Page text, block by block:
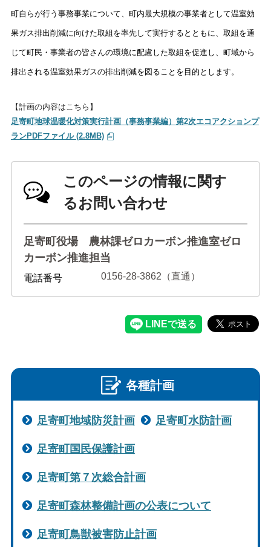
町自らが行う事務事業について、町内最大規模の事業者として温室効
果ガス排出削減に向けた取組を率先して実行するとともに、取組を通
じて町民・事業者の皆さんの環境に配慮した取組を促進し、町域から
排出される温室効果ガスの排出削減を図ることを目的とします。
【計画の内容はこちら】
足寄町地球温暖化対策実行計画（事務事業編）第2次エコアクションプ
ランPDFファイル (2.8MB)
このページの情報に関す
るお問い合わせ
足寄町役場 農林課ゼロカーボン推進室ゼロ
カーボン推進担当
電話番号 0156-28-3862（直通）
各種計画
足寄町地域防災計画 足寄町水防計画
足寄町国民保護計画
足寄町第７次総合計画
足寄町森林整備計画の公表について
足寄町鳥獣被害防止計画